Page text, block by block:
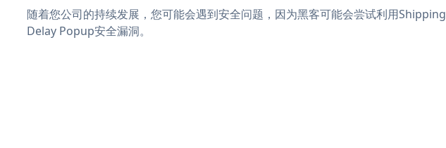
随着您公司的持续发展，您可能会遇到安全问题，因为黑客可能会尝试利用Shipping
Delay Popup安全漏洞。